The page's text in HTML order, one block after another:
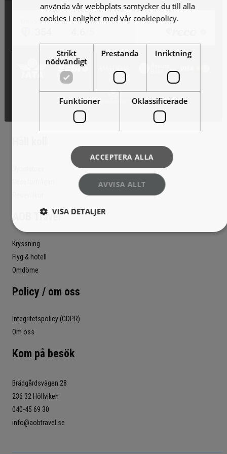
AOB Travel
Kryssning
Flyg & hotell
Omdöme
Policy / om oss
Integritetspolicy (GDPR)
Om oss
Kom på besök
Brädgårdsvägen 28
236 32 Höllviken
040-45 69 30
info@aobtravel.se
använda vår webbplats samtycker du till alla
cookies i enlighet med vår cookiepolicy.
Strikt
nödvändigt
Prestanda Inriktning
Funktioner Oklassificerade
ACCEPTERA ALLA
AVVISA ALLT
VISA DETALJER